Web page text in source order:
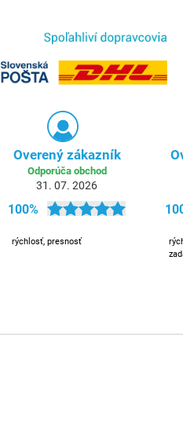
Overený zákazník
Odporúča obchod
31. 07. 2026
100%
rýchlosť, presnosť